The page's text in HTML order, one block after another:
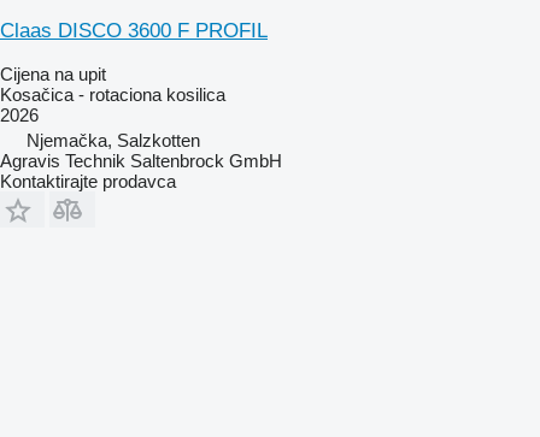
Claas DISCO 3600 F PROFIL
Cijena na upit
Kosačica - rotaciona kosilica
2026
Njemačka, Salzkotten
Agravis Technik Saltenbrock GmbH
Kontaktirajte prodavca